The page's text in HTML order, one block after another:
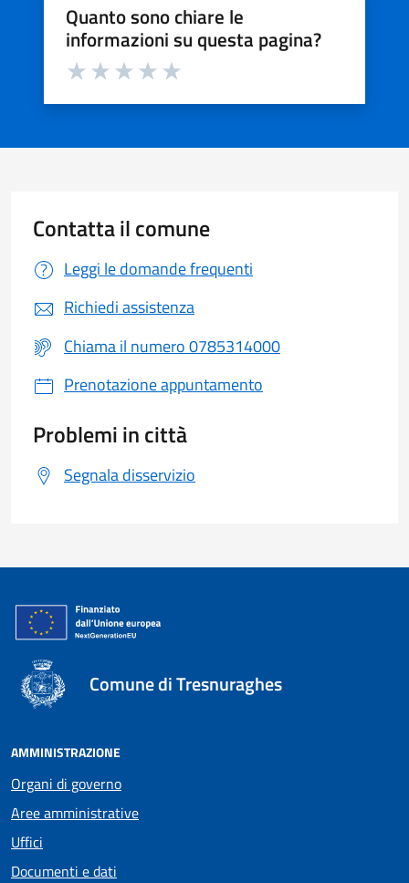
Quanto sono chiare le
informazioni su questa pagina?
Valuta da 1 a 5 stelle la pagina
Contatta il comune
Leggi le domande frequenti
Richiedi assistenza
Chiama il numero 0785314000
Prenotazione appuntamento
Problemi in città
Segnala disservizio
Comune di Tresnuraghes
AMMINISTRAZIONE
Organi di governo
Aree amministrative
Uffici
Documenti e dati